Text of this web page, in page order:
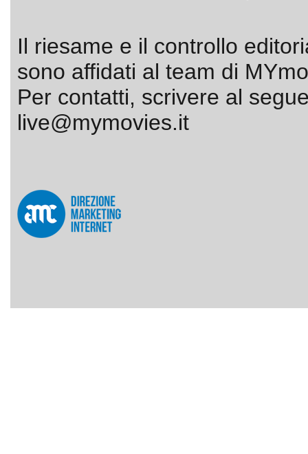
Il riesame e il controllo
sono affidati al team di
Per contatti, scrivere al
live@mymovies.it